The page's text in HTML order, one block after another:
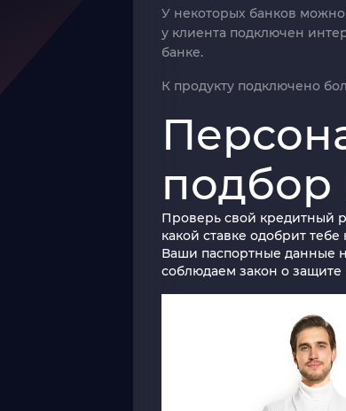
У некоторых банков
у клиента подключен
банке.
К продукту подключено
подбор
Проверь свой кредитный
какой ставке одобрит тебе
Ваши паспортные
соблюдаем закон о